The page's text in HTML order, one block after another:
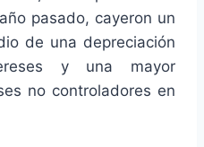
pasado, cayeron un
de una depreciación
y una mayor
no controladores en